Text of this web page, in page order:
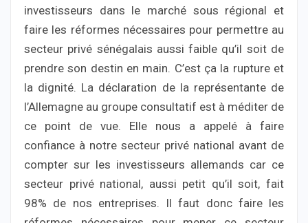
investisseurs dans le marché sous régional et
faire les réformes nécessaires pour permettre au
secteur privé sénégalais aussi faible qu’il soit de
prendre son destin en main. C’est ça la rupture et
la dignité. La déclaration de la représentante de
l’Allemagne au groupe consultatif est à méditer de
ce point de vue. Elle nous a appelé à faire
confiance à notre secteur privé national avant de
compter sur les investisseurs allemands car ce
secteur privé national, aussi petit qu’il soit, fait
98% de nos entreprises. Il faut donc faire les